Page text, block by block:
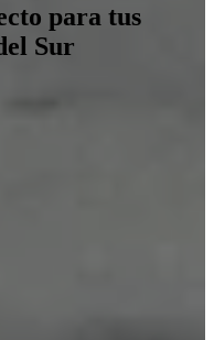
para tus
Sur